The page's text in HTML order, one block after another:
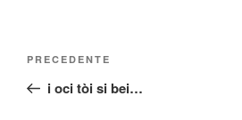
Articolo
precedente:
PRECEDENTE
i oci tòi si bei…